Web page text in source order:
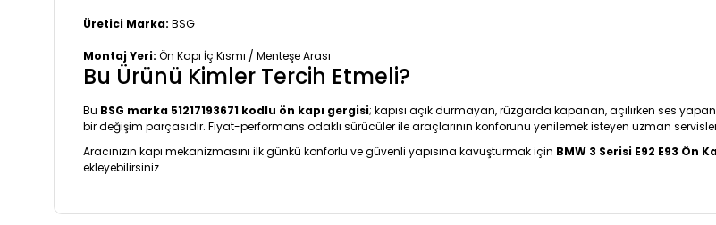
Üretici Marka: BSG
Montaj Yeri: Ön Kapı İç Kısmı / Menteşe Arası
Bu Ürünü Kimler Tercih Etmeli?
Bu BSG marka 51217193671 kodlu ön kapı gergisi; kapısı açık durmayan, rüzgarda kapanan, açılırken ses
bir değişim parçasıdır. Fiyat-performans odaklı sürücüler ile araçlarının konforunu yenilemek isteyen uzman
Aracınızın kapı mekanizmasını ilk günkü konforlu ve güvenli yapısına kavuşturmak için BMW 3 Serisi E92 E93 Ön
ekleyebilirsiniz.